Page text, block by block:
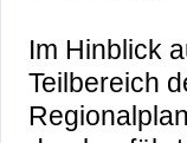
Im Hinblick
Teilbereich